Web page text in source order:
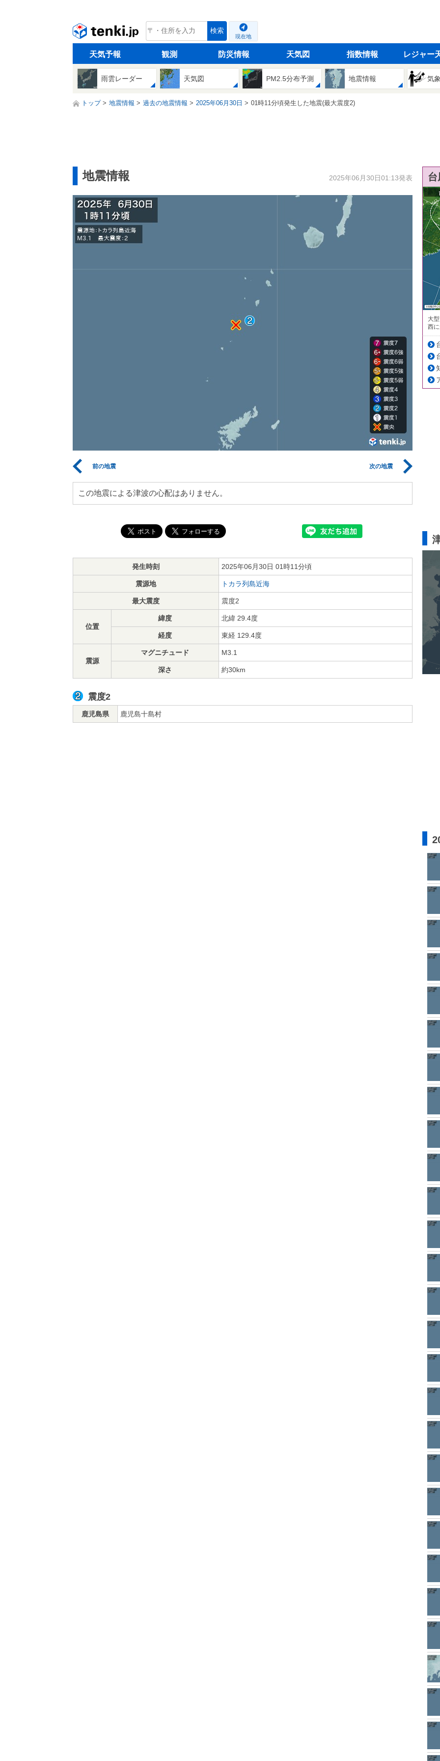
tenki.jp 検索
現在地
天気予報 観測 防災情報 天気図 指数情報 レジャー
雨雲レーダー 天気図 PM2.5分布予測 地震情報 気
トップ 地震情報 過去の地震情報 2025年06月30日 01時11分頃発生した地震(最大震度2)
地震情報 2025年06月30日01:13発表
前の地震 次の地震
この地震による津波の心配はありません。
発生時刻 2025年06月30日 01時11分頃
震源地 トカラ列島近海
最大震度 震度2
位置
緯度 北緯 29.4度
経度 東経 129.4度
震源
マグニチュード M3.1
深さ 約30km
震度2
鹿児島県 鹿児島十島村
大
西